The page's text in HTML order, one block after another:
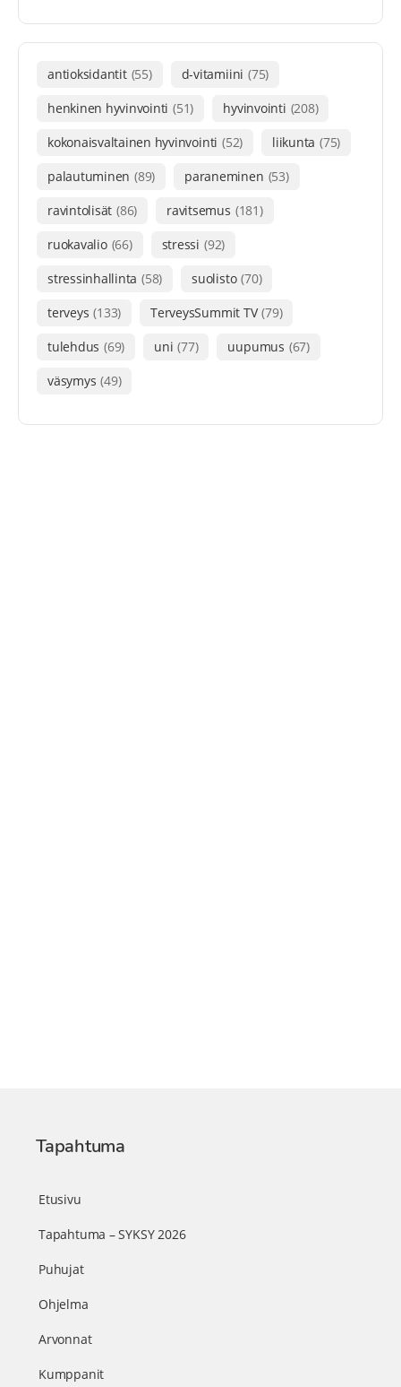
antioksidantit (55) d-vitamiini (75)
henkinen hyvinvointi (51) hyvinvointi (208)
kokonaisvaltainen hyvinvointi (52) liikunta (75)
palautuminen (89) paraneminen (53)
ravintolisät (86) ravitsemus (181)
ruokavalio (66) stressi (92)
stressinhallinta (58) suolisto (70)
terveys (133) TerveysSummit TV (79)
tulehdus (69) uni (77) uupumus (67)
väsymys (49)
Tapahtuma
Etusivu
Tapahtuma – SYKSY 2026
Puhujat
Ohjelma
Arvonnat
Kumppanit